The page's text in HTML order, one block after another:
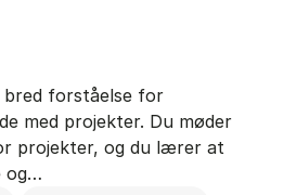
bred forståelse for
med projekter. Du møder
projekter, og du lærer at
og…